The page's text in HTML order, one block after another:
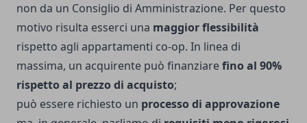
non da un Consiglio di Amministrazione. Per questo
motivo risulta esserci una maggior flessibilità
rispetto agli appartamenti co-op. In linea di
massima, un acquirente può finanziarefino al 90%
rispetto al prezzo di acquisto;
può essere richiesto un processo di approvazione